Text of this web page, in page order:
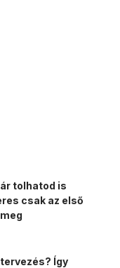
tolhatod is
csak az első
Így